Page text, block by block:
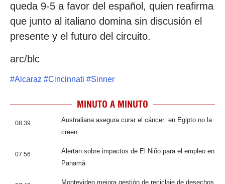
queda 9-5 a favor del español, quien reafirma
que junto al italiano domina sin discusión el
presente y el futuro del circuito.
arc/blc
#Alcaraz #Cincinnati #Sinner
MINUTO A MINUTO
08:39
Australiana asegura curar el cáncer: en Egipto no la
creen
07:56
Alertan sobre impactos de El Niño para el empleo en
Panamá
Montevideo mejora gestión de reciclaje de desechos